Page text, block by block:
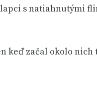
s natiahnutými
keď začal okolo nich